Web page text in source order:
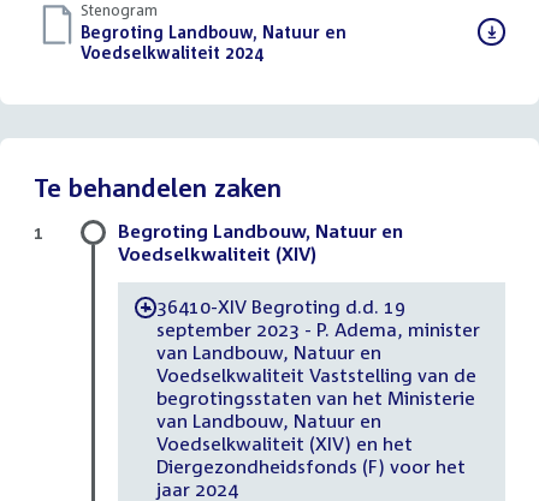
Stenogram
Download
bestand:
Begroting Landbouw, Natuur en
Voedselkwaliteit 2024()
Te behandelen zaken
Begroting Landbouw, Natuur en
Voedselkwaliteit (XIV)
-36410-XIV Begroting d.d. 19
september 2023 - P. Adema, minister
van Landbouw, Natuur en
Voedselkwaliteit Vaststelling van de
begrotingsstaten van het Ministerie
van Landbouw, Natuur en
Voedselkwaliteit (XIV) en het
Diergezondheidsfonds (F) voor het
jaar 2024
1